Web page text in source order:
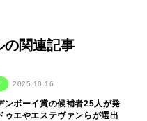
の関連記事
2025.10.16
ンボーイ賞の候補者25人が発
エやエステヴァンらが選出